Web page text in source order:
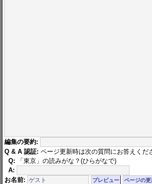
編集の要約:
Q & A 認証: ページ更新時は次の質問にお答えく
Q: 「東京」の読みがな？(ひらがなで)
A:
お名前: